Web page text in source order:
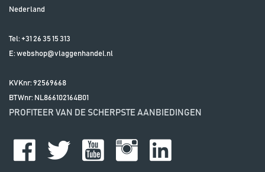
Nederland
Tel: +31 26 35 15 313
E:webshop@vlaggenhandel.nl
KVKnr: 92569668
BTWnr: NL866102164B01
PROFITEER VAN DE SCHERPSTE AANBIEDINGEN